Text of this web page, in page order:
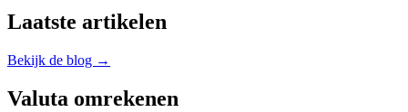
Laatste artikelen
Bekijk de blog →
Valuta omrekenen